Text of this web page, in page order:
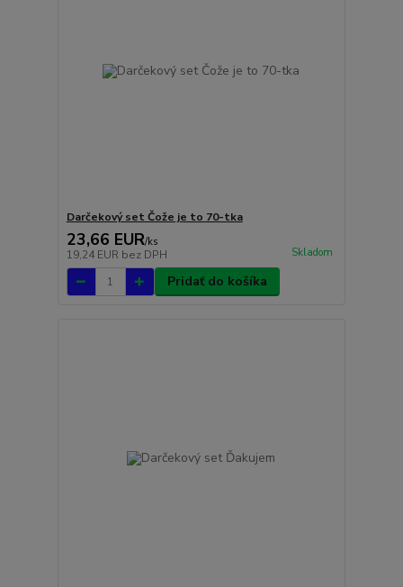
Darčekový set Čože je to 70-tka
23,66 EUR/ks
19,24 EUR bez DPH Skladom
Pridať do košíka